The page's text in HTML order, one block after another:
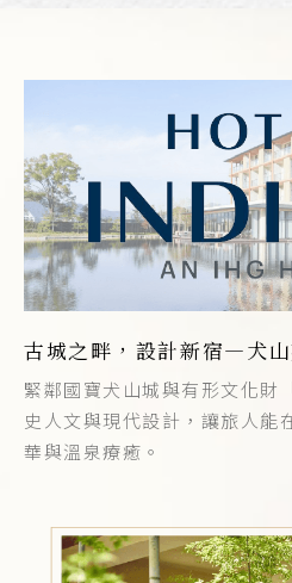
古城之畔，設計新宿—犬
緊鄰國寶犬山城與有形文化財
史人文與現代設計，讓旅人能
華與溫泉療癒。